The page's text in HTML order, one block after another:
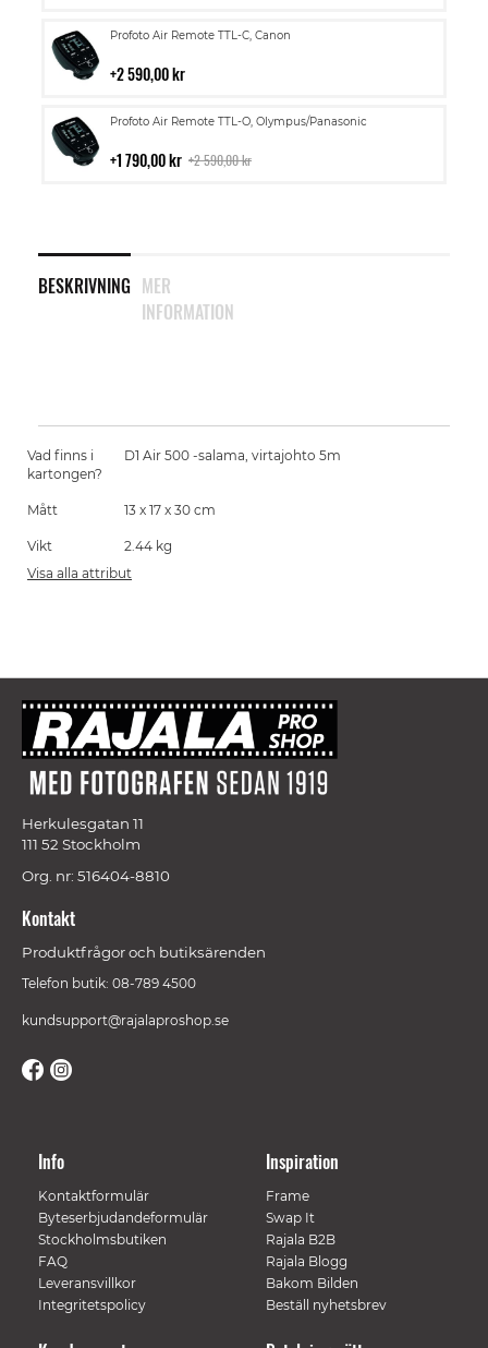
Profoto Air Remote TTL-C, Canon
2 590,00 kr
Lägg
i
Profoto Air Remote TTL-O, Olympus/Panasonic
1 790,00 kr 2 590,00 kr
Lägg
i
BESKRIVNING MER
INFORMATION
Vad finns i
kartongen?
D1 Air 500 -salama, virtajohto 5m
Mått 13 x 17 x 30 cm
Vikt
2.44 kg
Visa alla attribut
Herkulesgatan 11
111 52 Stockholm
Org. nr: 516404-8810
Kontakt
Produktfrågor och butiksärenden
Telefon butik: 08-789 4500
kundsupport@rajalaproshop.se
Info
Kontaktformulär
Byteserbjudandeformulär
Stockholmsbutiken
FAQ
Leveransvillkor
Integritetspolicy
Inspiration
Frame
Swap It
Rajala B2B
Rajala Blogg
Bakom Bilden
Beställ nyhetsbrev